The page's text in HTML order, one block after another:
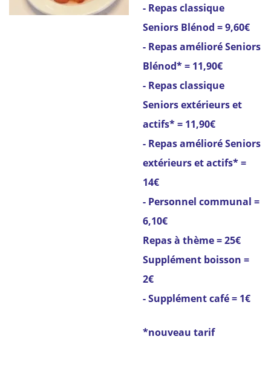
- Repas classique
Seniors Blénod = 9,60€
- Repas amélioré Seniors
Blénod* = 11,90€
- Repas classique
Seniors extérieurs et
actifs* = 11,90€
- Repas amélioré Seniors
extérieurs et actifs* =
14€
- Personnel communal =
6,10€
Repas à thème = 25€
Supplément boisson =
2€
- Supplément café = 1€
*nouveau tarif